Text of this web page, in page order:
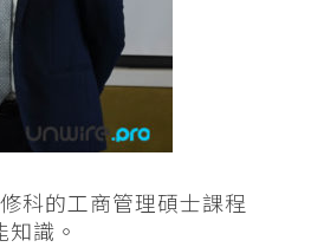
科的工商管理碩士課程
識。